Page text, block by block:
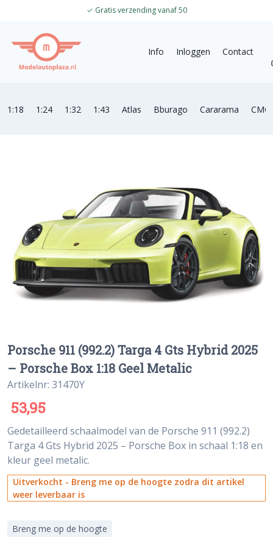
✓ Gratis verzending vanaf 50
Info Inloggen
Contact
1:18 1:24 1:32 1:43 Atlas Bburago Cararama CMC
Porsche 911 (992.2) Targa 4 Gts Hybrid 2025
– Porsche Box 1:18 Geel Metalic
Artikelnr: 31470Y
53,95
Gedetailleerd schaalmodel van de Porsche 911 (992.2)
Targa 4 Gts Hybrid 2025 – Porsche Box in schaal 1:18 en
kleur geel metalic.
Uitverkocht - Breng me op de hoogte zodra dit artikel
weer leverbaar is
Breng me op de hoogte